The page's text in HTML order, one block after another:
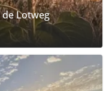
Lotweg